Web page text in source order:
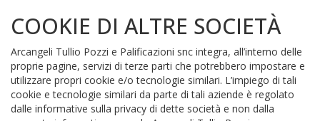
COOKIE DI ALTRE SOCIETÀ
Arcangeli Tullio Pozzi e Palificazioni snc integra, all’interno delle
proprie pagine, servizi di terze parti che potrebbero impostare e
utilizzare propri cookie e/o tecnologie similari. L’impiego di tali
cookie e tecnologie similari da parte di tali aziende è regolato
dalle informative sulla privacy di dette società e non dalla